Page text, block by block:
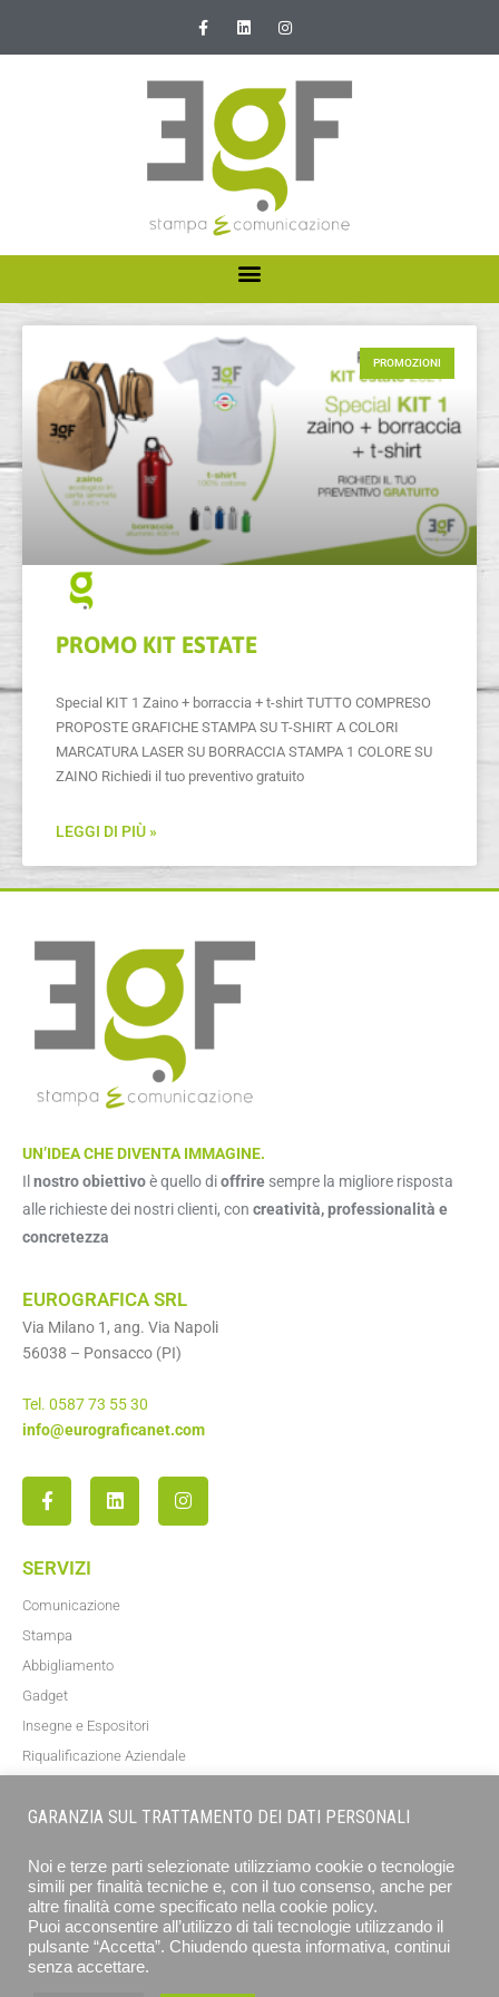
ABOUT US
I NOSTRI SERVIZI
NEWS E PROMOZIONI
CONTATTI
PROMOZIONI
PROMO KIT ESTATE
Special KIT 1 Zaino + borraccia + t-shirt TUTTO COMPRESO
PROPOSTE GRAFICHE STAMPA SU T-SHIRT A COLORI
MARCATURA LASER SU BORRACCIA STAMPA 1 COLORE SU
ZAINO Richiedi il tuo preventivo gratuito
LEGGI DI PIÙ »
UN’IDEA CHE DIVENTA IMMAGINE.
Ilnostro obiettivoè quello dioffrire sempre la migliore risposta
alle richieste dei nostri clienti, con creatività, professionalità e
concretezza
EUROGRAFICA SRL
Via Milano 1, ang. Via Napoli
56038 – Ponsacco (PI)
Tel. 0587 73 55 30
info@eurograficanet.com
SERVIZI
Comunicazione
Stampa
Abbigliamento
Gadget
Insegne e Espositori
Riqualificazione Aziendale
GARANZIA SUL TRATTAMENTO DEI DATI PERSONALI
Noi e terze parti selezionate utilizziamo cookie o tecnologie
simili per finalità tecniche e, con il tuo consenso, anche per
altre finalità come specificato nella cookie policy.
Puoi acconsentire all’utilizzo di tali tecnologie utilizzando il
pulsante “Accetta”. Chiudendo questa informativa, continui
senza accettare.